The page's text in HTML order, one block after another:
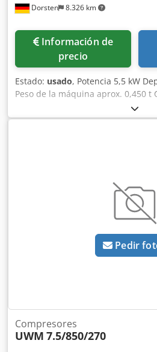
Dorsten 8.326 km
Información de
precio
Estado: usado, Potencia 5,5 kW
Peso de la máquina aprox. 0,450 t
Espacio requerido aprox. . m
Caudal de litros . l Medio:
son información del fabricante o
propias en stock Más de 15.000 m²
almacenamiento, capacidad de
artículos y accesorios para su
vender máquinas, líneas de
favor contáctenos. Encontrará
web. Las visitas son posibles con
visita. Su equipo de Markus Hirsch
Pedir
Compresores
UWM 7.5/850/270